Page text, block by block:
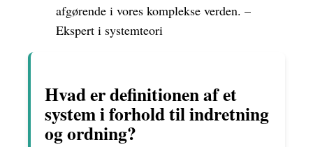
afgørende i vores komplekse verden. –
Ekspert i systemteori
Hvad er definitionen af et
system i forhold til indretning
og ordning?